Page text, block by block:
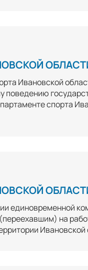
Ивановской
спорта
единовременной
на
Ивановской